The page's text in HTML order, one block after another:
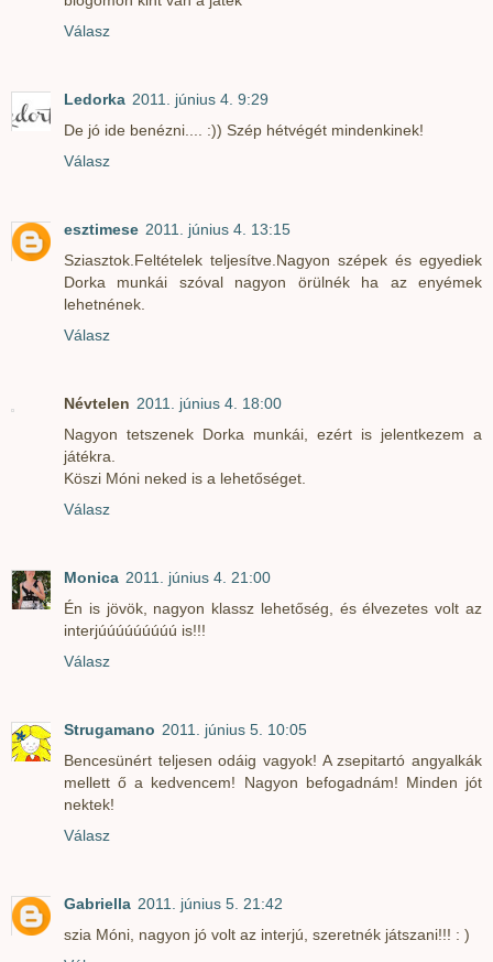
Válasz
Ledorka 2011. június 4. 9:29
De jó ide benézni.... :)) Szép hétvégét mindenkinek!
Válasz
esztimese 2011. június 4. 13:15
Sziasztok.Feltételek teljesítve.Nagyon szépek és egyediek
Dorka munkái szóval nagyon örülnék ha az enyémek
lehetnének.
Válasz
Névtelen 2011. június 4. 18:00
Nagyon tetszenek Dorka munkái, ezért is jelentkezem a
játékra.
Köszi Móni neked is a lehetőséget.
Válasz
Monica 2011. június 4. 21:00
Én is jövök, nagyon klassz lehetőség, és élvezetes volt az
interjúúúúúúúúú is!!!
Válasz
Strugamano 2011. június 5. 10:05
Bencesünért teljesen odáig vagyok! A zsepitartó angyalkák
mellett ő a kedvencem! Nagyon befogadnám! Minden jót
nektek!
Válasz
Gabriella 2011. június 5. 21:42
szia Móni, nagyon jó volt az interjú, szeretnék játszani!!! : )